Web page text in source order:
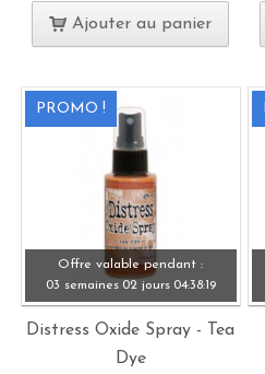
Ajouter au panier
PROMO !
Offre valable pendant :
03 semaines 02 jours 04:38:19
Distress Oxide Spray - Tea
Dye